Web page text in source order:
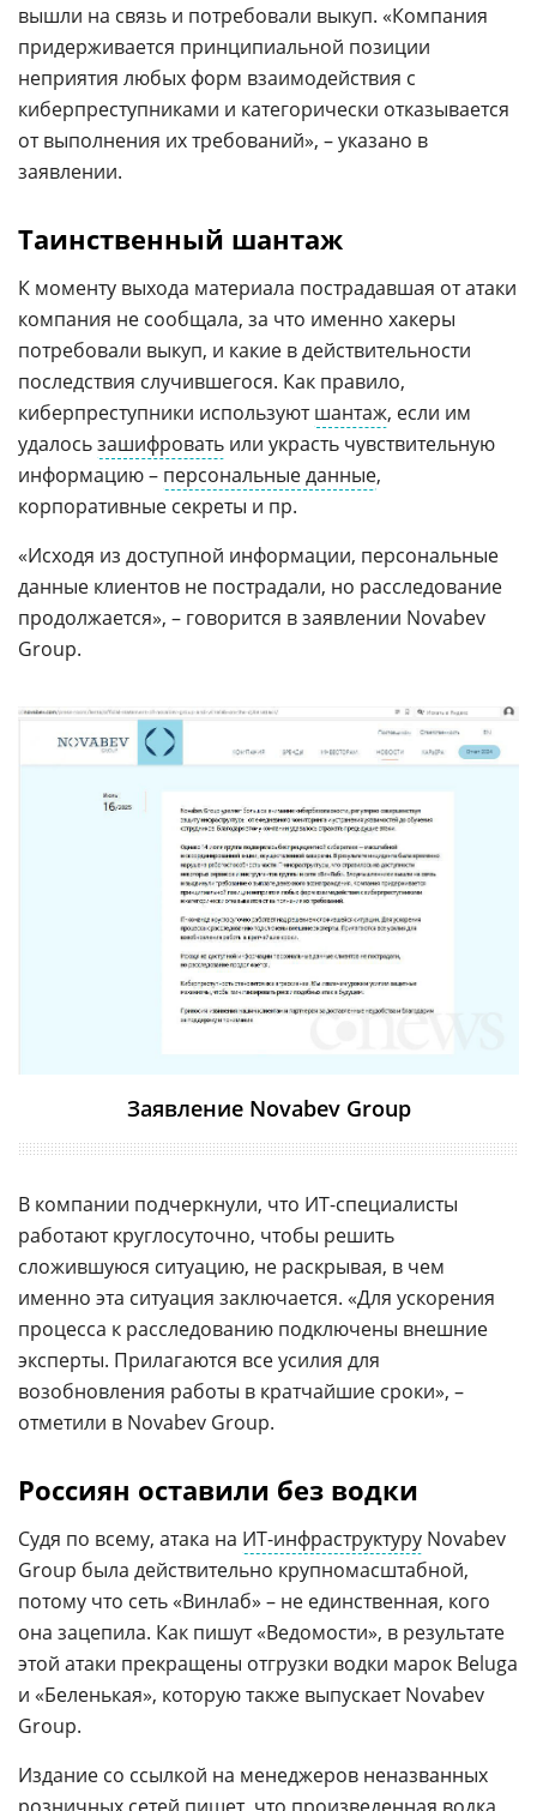
вышли на связь и потребовали выкуп. «Компания
придерживается принципиальной позиции
неприятия любых форм взаимодействия с
киберпреступниками и категорически отказывается
от выполнения их требований», – указано в
заявлении.
Таинственный шантаж
К моменту выхода материала пострадавшая от атаки
компания не сообщала, за что именно хакеры
потребовали выкуп, и какие в действительности
последствия случившегося. Как правило,
киберпреступники используютшантаж, если им
удалосьзашифровать или украсть чувствительную
информацию – персональные данные,
корпоративные секреты и пр.
«Исходя из доступной информации, персональные
данные клиентов не пострадали, но расследование
продолжается», – говорится в заявлении Novabev
Group.
Заявление Novabev Group
В компании подчеркнули, что ИТ-специалисты
работают круглосуточно, чтобы решить
сложившуюся ситуацию, не раскрывая, в чем
именно эта ситуация заключается. «Для ускорения
процесса к расследованию подключены внешние
эксперты. Прилагаются все усилия для
возобновления работы в кратчайшие сроки», –
отметили в Novabev Group.
Россиян оставили без водки
Судя по всему, атака на ИТ-инфраструктуру Novabev
Group была действительно крупномасштабной,
потому что сеть «Винлаб» – не единственная, кого
она зацепила. Как пишут «Ведомости», в результате
этой атаки прекращены отгрузки водки марок Beluga
и «Беленькая», которую также выпускает Novabev
Group.
Издание со ссылкой на менеджеров неназванных